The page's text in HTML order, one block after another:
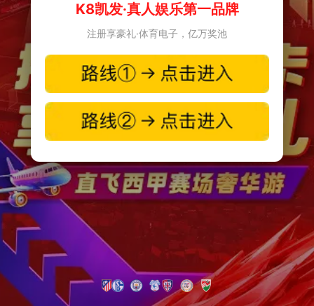
K8凯发·真人娱乐第一品牌
注册享豪礼·体育电子，亿万奖池